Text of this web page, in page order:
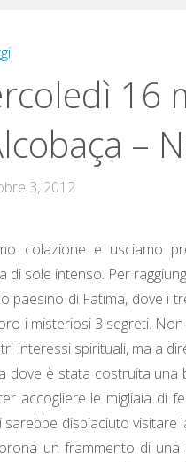
16
–
3, 2012
colazione e usciamo
di sole intenso. Per
paesino di Fatima, dove i
i misteriosi 3 segreti.
interessi spirituali, ma a
dove è stata costruita una
accogliere le migliaia di
sarebbe dispiaciuto visitare
un frammento di